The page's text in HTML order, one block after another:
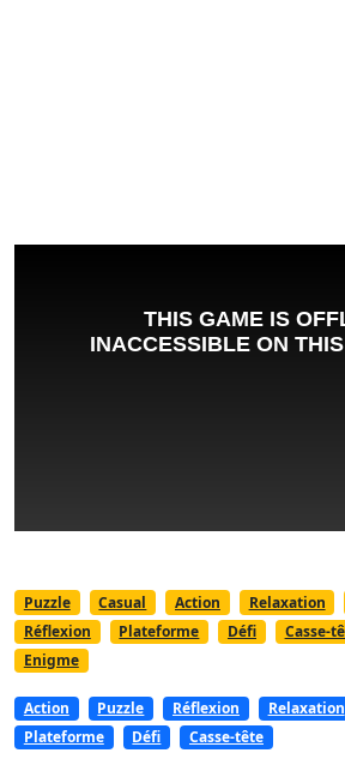
Puzzle Casual Action Relaxation
Réflexion
Plateforme Défi Casse-
Enigme
Action Puzzle Réflexion Relaxation
Plateforme
Défi Casse-tête